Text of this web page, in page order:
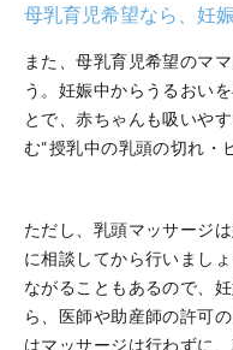
母乳育児希望なら、妊
また、母乳育児希望のマ
う。妊娠中からうるおい
とで、赤ちゃんも吸いや
む“授乳中の乳頭の切れ・
ただし、乳頭マッサージ
に相談してから行いまし
ながることもあるので、
ら、医師や助産師の許可
はマッサージは行わずに